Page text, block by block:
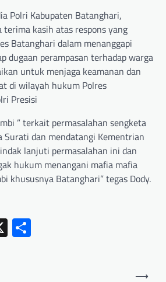
Polri Kabupaten Batanghari,
terima kasih atas respons yang
Batanghari dalam menanggapi
dugaan perampasan terhadap warga
untuk menjaga keamanan dan
di wilayah hukum Polres
Presisi
” terkait permasalahan sengketa
Surati dan mendatangi Kementrian
lanjuti permasalahan ini dan
hukum menangani mafia mafia
khususnya Batanghari” tegas Dody.
X
⟶